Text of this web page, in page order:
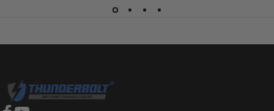
Cerraduras Thunderbolt